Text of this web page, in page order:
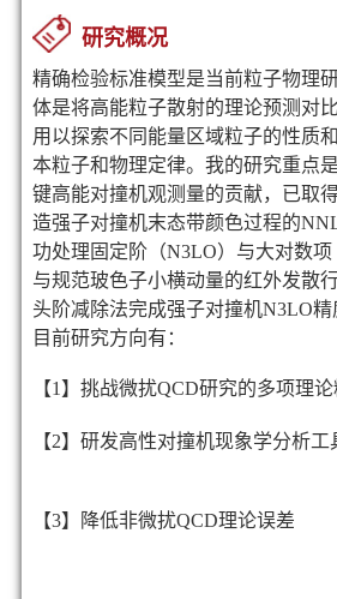
研究概况
精确检验标准模型是当前粒子物理
体是将高能粒子散射的理论预测对
用以探索不同能量区域粒子的性质
本粒子和物理定律。我的研究重点
键高能对撞机观测量的贡献，已取
造强子对撞机末态带颜色过程的
功处理固定阶（N3LO）与大对数
与规范玻色子小横动量的红外发散
头阶减除法完成强子对撞机N3LO精
目前研究方向有：
【1】 挑战微扰QCD研究的多项理
【2】研发高性对撞机现象学分析工
【3】降低非微扰QCD理论误差